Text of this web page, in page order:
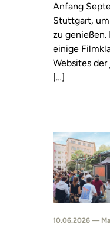
Anfang
Stuttgart,
zu genießen.
einige
Websites
[…]
10.06.2026 —